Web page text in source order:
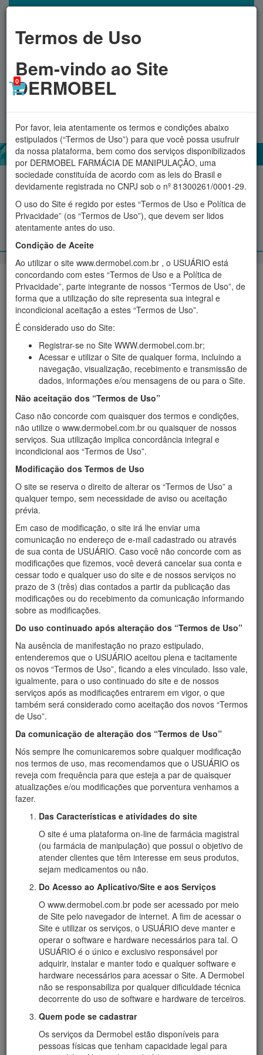
0
MINHA CONTA
Acessórios Aromatizadores Cosméticos Fitoterápicos
Proteção Solar Suplementos e produtos Naturais
Termos de Uso
Bem-vindo ao Site
DERMOBEL
Por favor, leia atentamente os termos e condições abaixo
estipulados (“Termos de Uso”) para que você possa usufruir
da nossa plataforma, bem como dos serviços disponibilizados
por DERMOBEL FARMÁCIA DE MANIPULAÇÃO, uma
sociedade constituída de acordo com as leis do Brasil e
devidamente registrada no CNPJ sob o nº 81300261/0001-29.
O uso do Site é regido por estes “Termos de Uso e Política de
Privacidade” (os “Termos de Uso”), que devem ser lidos
atentamente antes do uso.
Condição de Aceite
Ao utilizar o site www.dermobel.com.br , o USUÁRIO está
concordando com estes “Termos de Uso e a Política de
Privacidade”, parte integrante de nossos “Termos de Uso”, de
forma que a utilização do site representa sua integral e
incondicional aceitação a estes “Termos de Uso”.
É considerado uso do Site:
Registrar-se no Site WWW.dermobel.com.br;
Acessar e utilizar o Site de qualquer forma, incluindo a
navegação, visualização, recebimento e transmissão de
dados, informações e/ou mensagens de ou para o Site.
Não aceitação dos “Termos de Uso”
Caso não concorde com quaisquer dos termos e condições,
não utilize o www.dermobel.com.br ou quaisquer de nossos
serviços. Sua utilização implica concordância integral e
incondicional aos “Termos de Uso”.
Modificação dos Termos de Uso
O site se reserva o direito de alterar os “Termos de Uso” a
qualquer tempo, sem necessidade de aviso ou aceitação
prévia.
Em caso de modificação, o site irá lhe enviar uma
comunicação no endereço de e-mail cadastrado ou através
de sua conta de USUÁRIO. Caso você não concorde com as
modificações que fizemos, você deverá cancelar sua conta e
cessar todo e qualquer uso do site e de nossos serviços no
prazo de 3 (três) dias contados a partir da publicação das
modificações ou do recebimento da comunicação informando
sobre as modificações.
Do uso continuado após alteração dos “Termos de Uso”
Na ausência de manifestação no prazo estipulado,
entenderemos que o USUÁRIO aceitou plena e tacitamente
os novos “Termos de Uso”, ficando a eles vinculado. Isso vale,
igualmente, para o uso continuado do site e de nossos
serviços após as modificações entrarem em vigor, o que
também será considerado como aceitação dos novos “Termos
de Uso”.
Da comunicação de alteração dos “Termos de Uso”
Nós sempre lhe comunicaremos sobre qualquer modificação
nos termos de uso, mas recomendamos que o USUÁRIO os
reveja com frequência para que esteja a par de quaisquer
atualizações e/ou modificações que porventura venhamos a
fazer.
Das Características e atividades do site
O site é uma plataforma on-line de farmácia magistral
(ou farmácia de manipulação) que possui o objetivo de
atender clientes que têm interesse em seus produtos,
sejam medicamentos ou não.
Do Acesso ao Aplicativo/Site e aos Serviços
O www.dermobel.com.br pode ser acessado por meio
de Site pelo navegador de internet. A fim de acessar o
Site e utilizar os serviços, o USUÁRIO deve manter e
operar o software e hardware necessários para tal. O
USUÁRIO é o único e exclusivo responsável por
adquirir, instalar e manter todo e qualquer software e
hardware necessários para acessar o Site. A Dermobel
não se responsabiliza por qualquer dificuldade técnica
decorrente do uso de software e hardware de terceiros.
Quem pode se cadastrar
Os serviços da Dermobel estão disponíveis para
pessoas físicas que tenham capacidade legal para
Início ›Léa Regina
Léa Regina Conrado Costa Lima
CURRICULUM VITAE
Farmacêutica - Bioquímica
CRF-11 Nº1608
FORMAÇÃO ACADÊMICA
Faculdade de Farmácia e Bioquímica da UFRGS - Universidade
Federal do Rio Grande do Sul
Porto Alegre - RS ( Jan/1977 - Jul/1981)
ATIVIDADES PROFISSIONAIS
Foi monitora da cadeira de microbiologia do curso de farmácia
da UFRGS.
no Hospital Moinhos de Vento em P. Alegre, de 1980 a 1981.
Trabalhou no laboratório de bioquímica e hematologia do
Hospital Adventista Silvestre, no Rio de Janeiro de 1981 a
1985.
Foi responsável técnica pela Farmácia da Prefeitura de S.
Miguel do Oeste, pela Farmácia Astral e pela Farmácia
Radavelli de Iporã.
Atualmente: Farmacêutica Responsável e proprietária da
Dermobel - Farmácia de Manipulação e Cosméticos
Data de Fundação: 01/03/89 - Autorização Especial do M.S.:
133960 - 6
S.M.Oeste, SC
Fones: (49) 3622-0063 e 3621-0063
Professora universitária no curso de Farmácia da UNOESC
campus de São Miguel do Oeste no ano de 2012.
A DERMOBEL CONQUISTOU
Prêmio Talentos Empreendedor do Sebrae/SC:
Sebrae/SC em 2006 categoria comércio e o Reconhecimento
Nacional pelo Movimento Brasil Competitivo em 2007.
Reconhecimento Nacional pelo Movimento Brasil
Competitivo:A Dermobel recebeu em Brasília no ano de